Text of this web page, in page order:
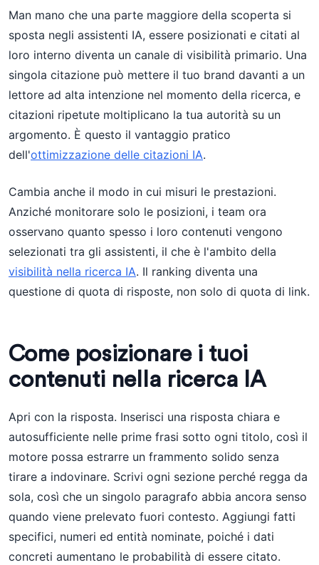
Man mano che una parte maggiore della scoperta si
sposta negli assistenti IA, essere posizionati e citati al
loro interno diventa un canale di visibilità primario. Una
singola citazione può mettere il tuo brand davanti a un
lettore ad alta intenzione nel momento della ricerca, e
citazioni ripetute moltiplicano la tua autorità su un
argomento. È questo il vantaggio pratico
dell'ottimizzazione delle citazioni IA.
Cambia anche il modo in cui misuri le prestazioni.
Anziché monitorare solo le posizioni, i team ora
osservano quanto spesso i loro contenuti vengono
selezionati tra gli assistenti, il che è l'ambito della
visibilità nella ricerca IA. Il ranking diventa una
questione di quota di risposte, non solo di quota di link.
Come posizionare i tuoi
contenuti nella ricerca IA
Apri con la risposta. Inserisci una risposta chiara e
autosufficiente nelle prime frasi sotto ogni titolo, così il
motore possa estrarre un frammento solido senza
tirare a indovinare. Scrivi ogni sezione perché regga da
sola, così che un singolo paragrafo abbia ancora senso
quando viene prelevato fuori contesto. Aggiungi fatti
specifici, numeri ed entità nominate, poiché i dati
concreti aumentano le probabilità di essere citato.